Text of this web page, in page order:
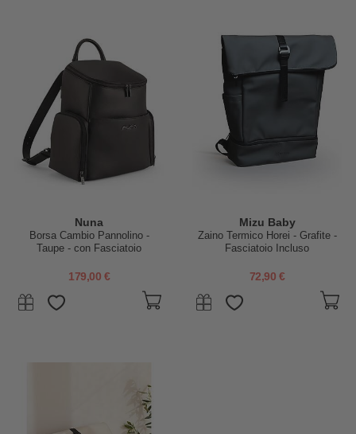
Nuna
Borsa Cambio Pannolino -
Taupe - con Fasciatoio
179,00 €
Mizu Baby
Zaino Termico Horei - Grafite -
Fasciatoio Incluso
72,90 €